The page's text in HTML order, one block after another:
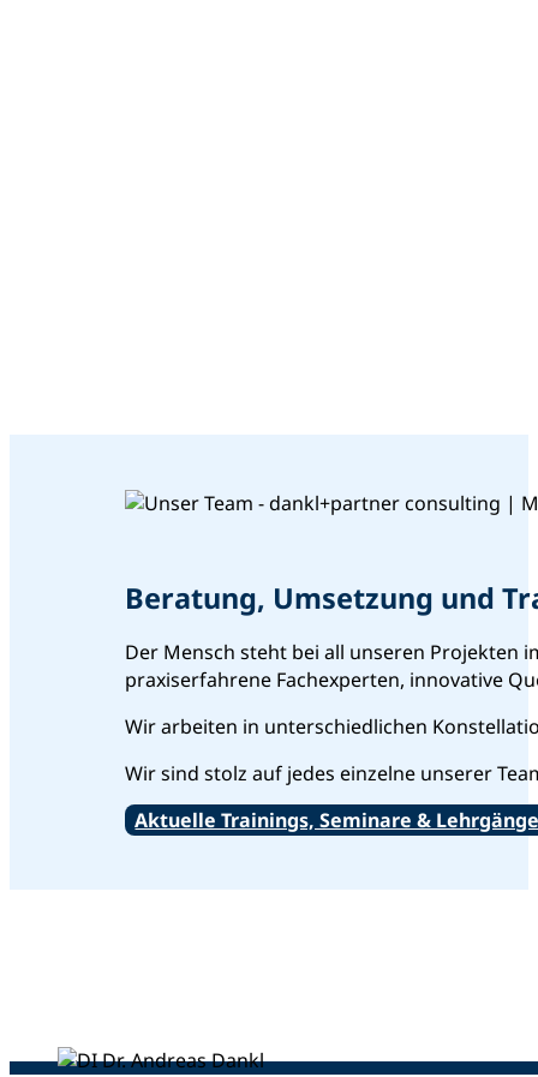
Beratung, Umsetzung und
Der Mensch steht bei all unseren Projekten
praxiserfahrene Fachexperten, innovative
Wir arbeiten in unterschiedlichen
Wir sind stolz auf jedes einzelne unserer
Aktuelle Trainings, Seminare &